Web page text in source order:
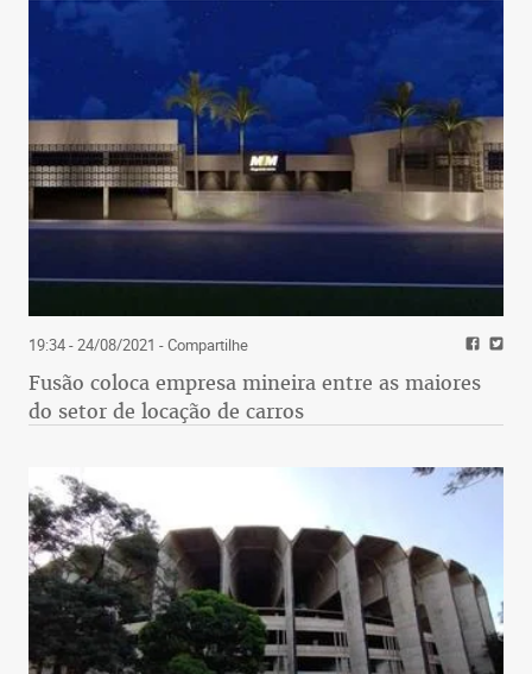
19:34 - 24/08/2021 - Compartilhe
Fusão coloca empresa mineira entre as maiores
do setor de locação de carros